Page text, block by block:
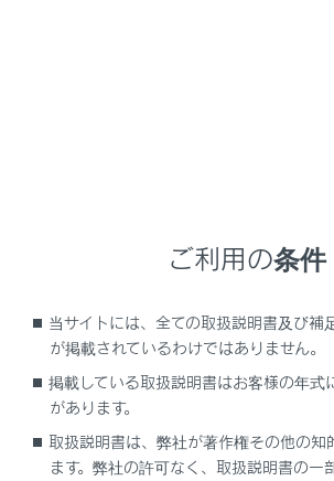
ボンネットを開けるには
ご利用の条件
当サイトには、全ての取扱説明書及び補
が掲載されているわけではありません。
掲載している取扱説明書はお客様の年式
があります。
取扱説明書は、弊社が著作権その他の知
ます。弊社の許可なく、取扱説明書の一